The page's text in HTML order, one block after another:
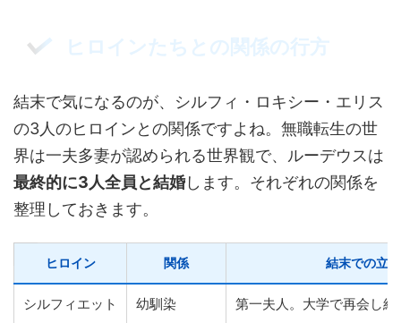
ヒロインたちとの関係の行方
結末で気になるのが、シルフィ・ロキシー・エリス
の3人のヒロインとの関係ですよね。無職転生の世
界は一夫多妻が認められる世界観で、ルーデウスは
最終的に3人全員と結婚します。それぞれの関係を
整理しておきます。
ヒロイン 関係 結末での立場
シルフィエット 幼馴染 第一夫人。大学で再会し結